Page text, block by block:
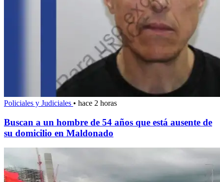
Policiales y Judiciales • hace 2 horas
Buscan a un hombre de 54 años que está ausente de
su domicilio en Maldonado